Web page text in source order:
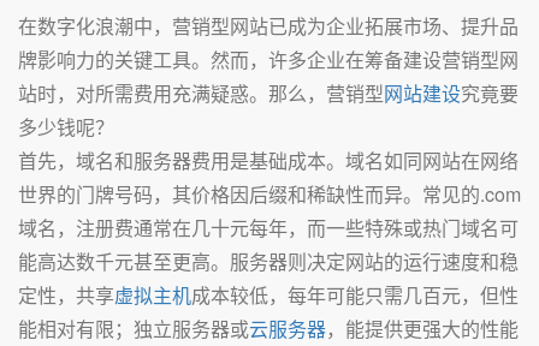
在数字化浪潮中，营销型网站已成为企业拓展市场、提升品
牌影响力的关键工具。然而，许多企业在筹备建设营销型网
站时，对所需费用充满疑惑。那么，营销型网站建设究竟要
多少钱呢？
首先，域名和服务器费用是基础成本。域名如同网站在网络
世界的门牌号码，其价格因后缀和稀缺性而异。常见的.com
域名，注册费通常在几十元每年，而一些特殊或热门域名可
能高达数千元甚至更高。服务器则决定网站的运行速度和稳
定性，共享虚拟主机成本较低，每年可能只需几百元，但性
能相对有限；独立服务器或云服务器，能提供更强大的性能